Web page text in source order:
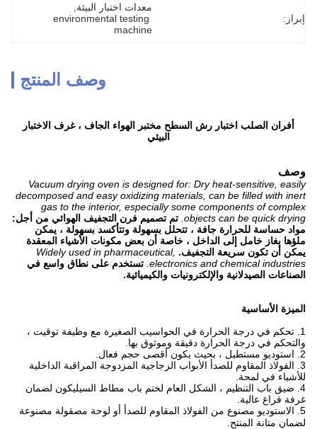
إبراز:
معدات اختبار البيئة
environmental testing
machine
وصف المنتج
أفران الصلب اختبار رش السطح مختبر الهواء الجاف ، غرف الاختبار
البيئي
وصف
Vacuum drying oven is designed for: Dry heat-sensitive, easily
decomposed and easy oxidizing materials, can be filled with inert
gas to the interior, especially some components of complex
objects can be quick drying. تم تصميم فرن التجفيف الهوائي من أجل:
مواد حساسة للحرارة جافة ، تتحلل بسهولة وتتأكسد بسهولة ، يمكن
ملؤها بغاز خامل إلى الداخل ، خاصة أن بعض مكونات الأشياء المعقدة
يمكن أن تكون سريعة التجفيف. Widely used in pharmaceutical,
electronics and chemical industries. تستخدم على نطاق واسع في
الصناعات الصيدلانية والإلكترونيات والكيميائية.
الميزة الأساسية
1. تحكم في درجة الحرارة في الحواسيب الصغيرة مع وظيفة توقيت ،
والتحكم في درجة الحرارة دقيقة وموثوق بها.
2. استوديو مستطيل ، بحيث يكون أقصى حجم فعال.
3. الفولاذ المقاوم للصدأ الأبواب الزجاجية المزدوجة المراقبة الداخلية
للأشياء في لمحة.
4. ضيق باب التنظيم ، الشكل العام لختم باب مطاط السيليكون لضمان
غرفة فراغ عالية.
5. الاستوديو مصنوع من الفولاذ المقاوم للصدأ أو لوحة مصقولة مصنوعة
لضمان متانة المنتج.